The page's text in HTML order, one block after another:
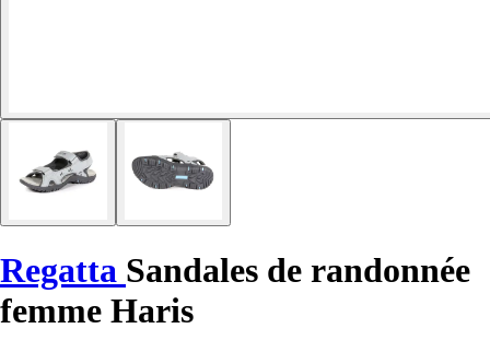
Regatta Sandales de randonnée
femme Haris